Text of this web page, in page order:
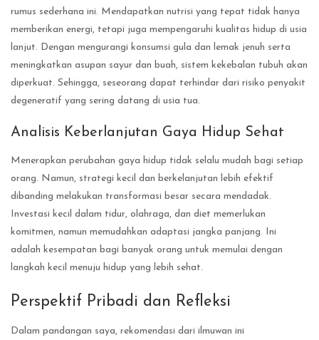
rumus sederhana ini. Mendapatkan nutrisi yang tepat tidak hanya
memberikan energi, tetapi juga mempengaruhi kualitas hidup di usia
lanjut. Dengan mengurangi konsumsi gula dan lemak jenuh serta
meningkatkan asupan sayur dan buah, sistem kekebalan tubuh akan
diperkuat. Sehingga, seseorang dapat terhindar dari risiko penyakit
degeneratif yang sering datang di usia tua.
Analisis Keberlanjutan Gaya Hidup Sehat
Menerapkan perubahan gaya hidup tidak selalu mudah bagi setiap
orang. Namun, strategi kecil dan berkelanjutan lebih efektif
dibanding melakukan transformasi besar secara mendadak.
Investasi kecil dalam tidur, olahraga, dan diet memerlukan
komitmen, namun memudahkan adaptasi jangka panjang. Ini
adalah kesempatan bagi banyak orang untuk memulai dengan
langkah kecil menuju hidup yang lebih sehat.
Perspektif Pribadi dan Refleksi
Dalam pandangan saya, rekomendasi dari ilmuwan ini